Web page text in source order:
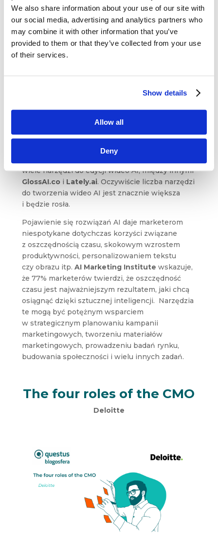
We also share information about your use of our site with
our social media, advertising and analytics partners who
may combine it with other information that you’ve
provided to them or that they’ve collected from your use
of their services.
Show details
Allow all
Deny
popularne narzędzia do tworzenia obrazów,
Midjourneyi OpenAI DALL-E. Oba mają różne
poziomy subskrypcji. Midjourney znajduje się
w Discord, która jest platformą opartą
na kanałach, zapewniającą możliwość dzielenia
Z drugiej strony,DALL-Ejest narzędziem, które
staje się powszechnym rozwiązaniem
ze względu na możliwość tworzenia krótkich
filmów wideo w zaledwie kilka sekund
wiele narzędzi do edycji wideo AI, między innymi
GlossAI.coi Lately.ai. Oczywiście liczba narzędzi
do tworzenia wideo AI jest znacznie większa
i będzie rosła.
Pojawienie się rozwiązań AI daje marketerom
niespotykane dotychczas korzyści związane
z oszczędnością czasu, skokowym wzrostem
produktywności, personalizowaniem tekstu
czy obrazu itp. AI Marketing Institute wskazuje,
że 77% marketerów twierdzi, że oszczędność
czasu jest najważniejszym rezultatem, jaki chcą
osiągnąć dzięki sztucznej inteligencji. Narzędzia
te mogą być potężnym wsparciem
w strategicznym planowaniu kampanii
marketingowych, tworzeniu materiałów
marketingowych, prowadzeniu badań rynku,
budowania społeczności i wielu innych zadań.
The four roles of the CMO
Deloitte